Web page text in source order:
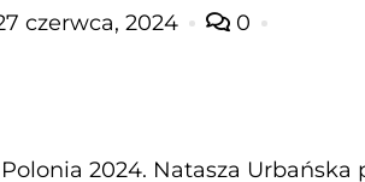
czerwca, 2024 0
2024. Natasza Urbańska